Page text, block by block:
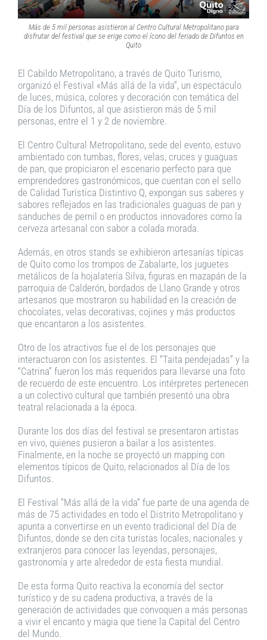
Más de 5 mil personas asistieron al Centro Cultural Metropolitano para
disfrutar del festival que se erige como el ícono del feriado de Difuntos en
Quito
El Cabildo Metropolitano, a través de Quito Turismo,
organizó el Festival «Más allá de la vida”, un espectáculo
de luces, música, colores y decoración con temática del
Día de los Difuntos, al que asistieron más de 5 mil
personas, entre el 1 y 2 de noviembre.
El Centro Cultural Metropolitano, sede del evento, estuvo
ambientado con tumbas, flores, velas, cruces y guaguas
de pan, que propiciaron el escenario perfecto para que
emprendedores gastronómicos, que cuentan con el sello
de Calidad Turística Distintivo Q, expongan sus saberes y
sabores reflejados en las tradicionales guaguas de pan y
sanduches de pernil o en productos innovadores como la
cerveza artesanal con sabor a colada morada.
Además, en otros stands se exhibieron artesanías típicas
de Quito como los trompos de Zabalarte, los juguetes
metálicos de la hojalatería Silva, figuras en mazapán de la
parroquia de Calderón, bordados de Llano Grande y otros
artesanos que mostraron su habilidad en la creación de
chocolates, velas decorativas, cojines y más productos
que encantaron a los asistentes.
Otro de los atractivos fue el de los personajes que
interactuaron con los asistentes. El “Taita pendejadas” y la
“Catrina” fueron los más requeridos para llevarse una foto
de recuerdo de este encuentro. Los intérpretes pertenecen
a un colectivo cultural que también presentó una obra
teatral relacionada a la época.
Durante los dos días del festival se presentaron artistas
en vivo, quienes pusieron a bailar a los asistentes.
Finalmente, en la noche se proyectó un mapping con
elementos típicos de Quito, relacionados al Día de los
Difuntos.
El Festival “Más allá de la vida” fue parte de una agenda de
más de 75 actividades en todo el Distrito Metropolitano y
apunta a convertirse en un evento tradicional del Día de
Difuntos, donde se den cita turistas locales, nacionales y
extranjeros para conocer las leyendas, personajes,
gastronomía y arte alrededor de esta fiesta mundial.
De esta forma Quito reactiva la economía del sector
turístico y de su cadena productiva, a través de la
generación de actividades que convoquen a más personas
a vivir el encanto y magia que tiene la Capital del Centro
del Mundo.